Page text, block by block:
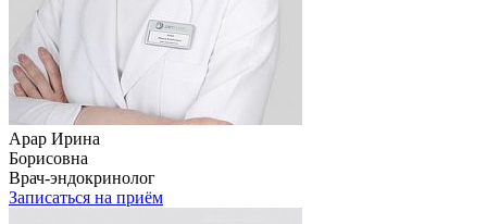
Арар Ирина
Борисовна
Врач-эндокринолог
Записаться на приём